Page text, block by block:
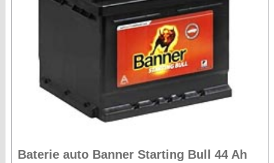
Baterie auto Banner Starting Bull 44 Ah